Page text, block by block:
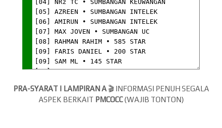
PRA-SYARAT | LAMPIRAN A🎬 INFORMASI PENUH SEGALA
ASPEK BERKAIT PMCOCC(WAJIB TONTON)